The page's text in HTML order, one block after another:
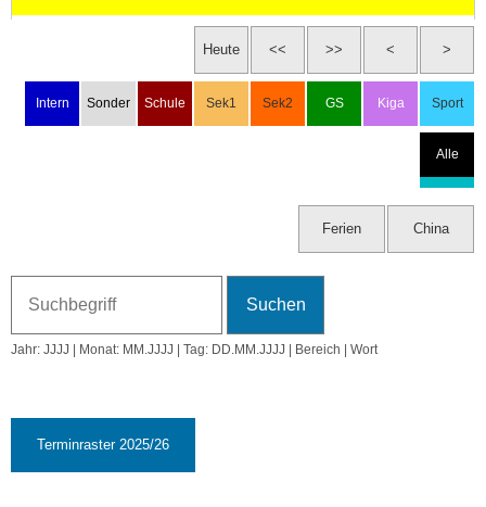
Ferien
Ferien
Jahr: JJJJ | Monat: MM.JJJJ | Tag: DD.MM.JJJJ | Bereich | Wort